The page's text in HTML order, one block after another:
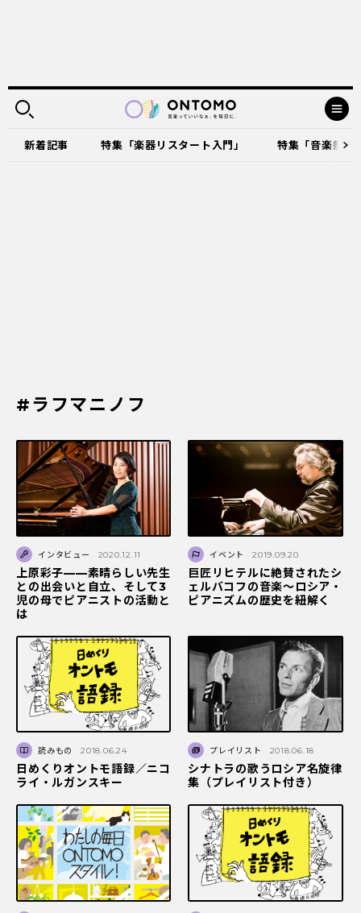
新着記事 特集「楽器リスタート入門」 特集「音楽祭
#ラフマニノフ
インタビュー 2020.12.11
上原彩子——素晴らしい先生
との出会いと自立、そして3
児の母でピアニストの活動と
は
イベント 2019.09.20
巨匠リヒテルに絶賛されたシ
ェルバコフの音楽～ロシア・
ピアニズムの歴史を紐解く
読みもの 2018.06.24
日めくりオントモ語録／ニコ
ライ・ルガンスキー
プレイリスト 2018.06.18
シナトラの歌うロシア名旋律
集（プレイリスト付き）